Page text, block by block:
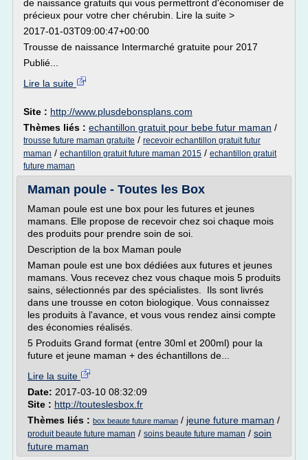
de naissance gratuits qui vous permettront d'économiser de
précieux pour votre cher chérubin. Lire la suite >
2017-01-03T09:00:47+00:00
Trousse de naissance Intermarché gratuite pour 2017
Publié...
Lire la suite
Site : http://www.plusdebonsplans.com
Thèmes liés : echantillon gratuit pour bebe futur maman /
trousse future maman gratuite / recevoir echantillon gratuit futur
maman / echantillon gratuit future maman 2015 / echantillon gratuit
future maman
Maman poule - Toutes les Box
Maman poule est une box pour les futures et jeunes
mamans. Elle propose de recevoir chez soi chaque mois
des produits pour prendre soin de soi.
Description de la box Maman poule
Maman poule est une box dédiées aux futures et jeunes
mamans. Vous recevez chez vous chaque mois 5 produits
sains, sélectionnés par des spécialistes. Ils sont livrés
dans une trousse en coton biologique. Vous connaissez
les produits à l'avance, et vous vous rendez ainsi compte
des économies réalisés.
5 Produits Grand format (entre 30ml et 200ml) pour la
future et jeune maman + des échantillons de...
Lire la suite
Date: 2017-03-10 08:32:09
Site : http://touteslesbox.fr
Thèmes liés : box beaute future maman / jeune future maman /
produit beaute future maman / soins beaute future maman / soin
future maman